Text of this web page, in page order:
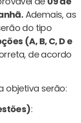
Ademais, as
do tipo
(A, B, C, D e
de acordo
objetiva serão:
: